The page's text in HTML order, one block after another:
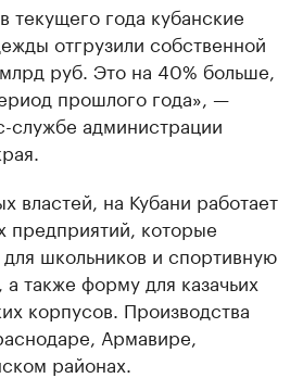
текущего года кубанские
отгрузили собственной
руб. Это на 40% больше,
прошлого года», —
администрации
властей, на Кубани работает
которые
школьников и спортивную
также форму для казачьих
корпусов. Производства
Армавире,
районах.